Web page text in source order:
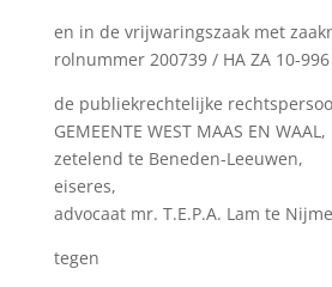
en in de vrijwaringszaak met
rolnummer 200739 / HA ZA 10-
de publiekrechtelijke
GEMEENTE WEST MAAS EN WAAL,
zetelend te Beneden-Leeuwen,
eiseres,
advocaat mr. T.E.P.A. Lam te
tegen